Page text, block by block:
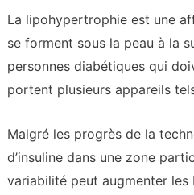
La lipohypertrophie est une
se forment sous la peau à la
personnes diabétiques qui
portent plusieurs appareils
Malgré les progrès de la
d’insuline dans une zone
variabilité peut augmenter